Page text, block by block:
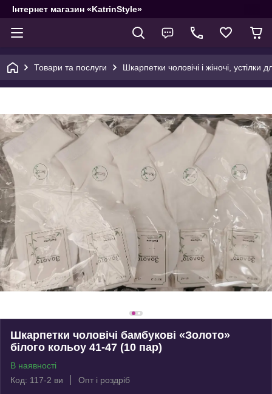
Інтернет магазин «KatrinStyle»
Товари та послуги Шкарпетки чоловічі і жіночі, устілки
Шкарпетки чоловічі бамбукові «Золото»
білого кольоу 41-47 (10 пар)
В наявності
Код: 117-2 ви
Опт і роздріб